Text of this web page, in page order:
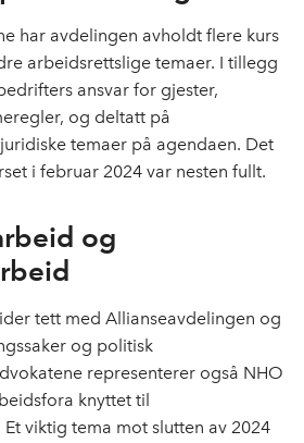
har avdelingen avholdt flere kurs
arbeidsrettslige temaer. I tillegg
ansvar for gjester,
og deltatt på
temaer på agendaen. Det
i februar 2024 var nesten fullt.
og
tett med Allianseavdelingen og
og politisk
representerer også NHO
knyttet til
viktig tema mot slutten av 2024